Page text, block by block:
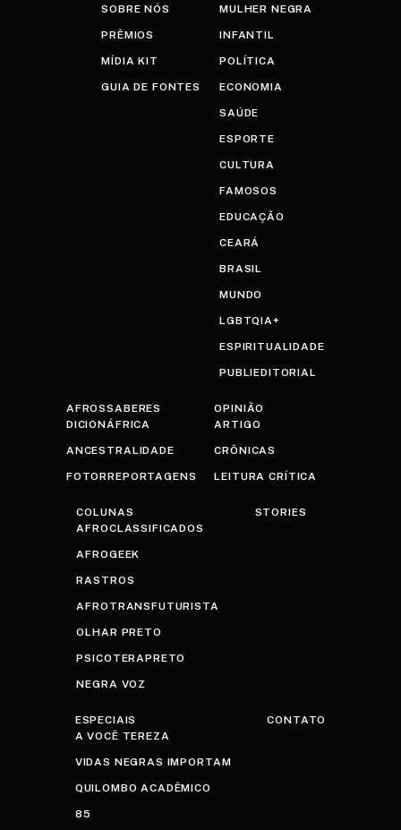
SOBRE NÓS
PRÊMIOS
MÍDIA KIT
GUIA DE FONTES
MULHER NEGRA
INFANTIL
POLÍTICA
ECONOMIA
SAÚDE
ESPORTE
CULTURA
FAMOSOS
EDUCAÇÃO
CEARÁ
BRASIL
MUNDO
LGBTQIA+
ESPIRITUALIDADE
PUBLIEDITORIAL
AFROSSABERES
DICIONÁFRICA
ANCESTRALIDADE
FOTORREPORTAGENS
OPINIÃO
ARTIGO
CRÔNICAS
LEITURA CRÍTICA
COLUNAS
AFROCLASSIFICADOS
AFROGEEK
RASTROS
AFROTRANSFUTURISTA
OLHAR PRETO
PSICOTERAPRETO
NEGRA VOZ
STORIES
ESPECIAIS
A VOCÊ TEREZA
VIDAS NEGRAS IMPORTAM
QUILOMBO ACADÊMICO
85
CONTATO